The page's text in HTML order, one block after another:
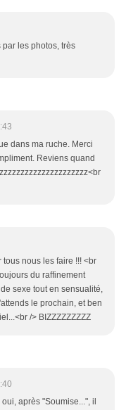
les photos, très
dans ma ruche. Merci
Reviens quand
tous nous les faire !!! <br
du raffinement
sexe tout en sensualité,
le prochain, et ben
/> BIZZZZZZZZZ
après "Soumise...", il